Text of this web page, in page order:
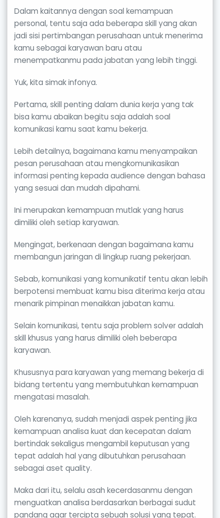
Dalam kaitannya dengan soal kemampuan
personal, tentu saja ada beberapa skill yang akan
jadi sisi pertimbangan perusahaan untuk menerima
kamu sebagai karyawan baru atau
menempatkanmu pada jabatan yang lebih tinggi.
Yuk, kita simak infonya.
Pertama, skill penting dalam dunia kerja yang tak
bisa kamu abaikan begitu saja adalah soal
komunikasi kamu saat kamu bekerja.
Lebih detailnya, bagaimana kamu menyampaikan
pesan perusahaan atau mengkomunikasikan
informasi penting kepada audience dengan bahasa
yang sesuai dan mudah dipahami.
Ini merupakan kemampuan mutlak yang harus
dimiliki oleh setiap karyawan.
Mengingat, berkenaan dengan bagaimana kamu
membangun jaringan di lingkup ruang pekerjaan.
Sebab, komunikasi yang komunikatif tentu akan lebih
berpotensi membuat kamu bisa diterima kerja atau
menarik pimpinan menaikkan jabatan kamu.
Selain komunikasi, tentu saja problem solver adalah
skill khusus yang harus dimiliki oleh beberapa
karyawan.
Khususnya para karyawan yang memang bekerja di
bidang tertentu yang membutuhkan kemampuan
mengatasi masalah.
Oleh karenanya, sudah menjadi aspek penting jika
kemampuan analisa kuat dan kecepatan dalam
bertindak sekaligus mengambil keputusan yang
tepat adalah hal yang dibutuhkan perusahaan
sebagai aset quality.
Maka dari itu, selalu asah kecerdasanmu dengan
menguatkan analisa berdasarkan berbagai sudut
pandang agar tercipta sebuah solusi yang tepat.